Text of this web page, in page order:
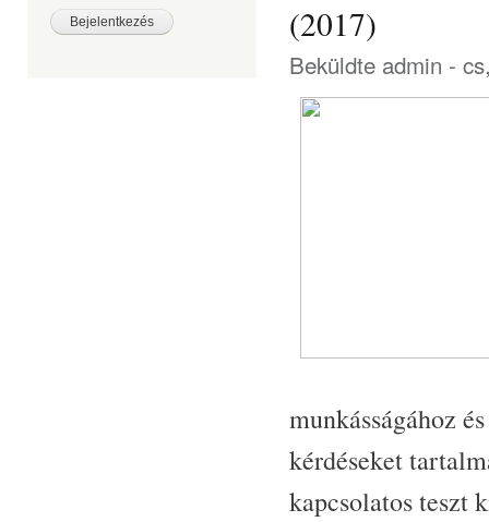
(2017)
Beküldte admin -
munkásságához
kérdéseket
kapcsolatos teszt